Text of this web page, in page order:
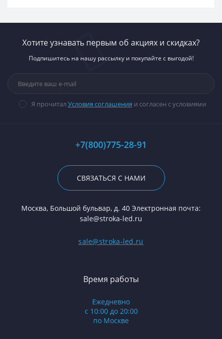
Хотите узнавать первым об акциях и скидках?
Подпишитесь на нашу рассылку и покупайте с выгодой!
Я прочитал Условия соглашения и согласен с условиями
+7(800)775-28-91
СВЯЗАТЬСЯ С НАМИ
Москва, Большой бульвар, д. 40 Электронная почта:
sale@stroka-led.ru
sale@stroka-led.ru
Время работы
Ежедневно
с 10:00 до 20:00
по Москве